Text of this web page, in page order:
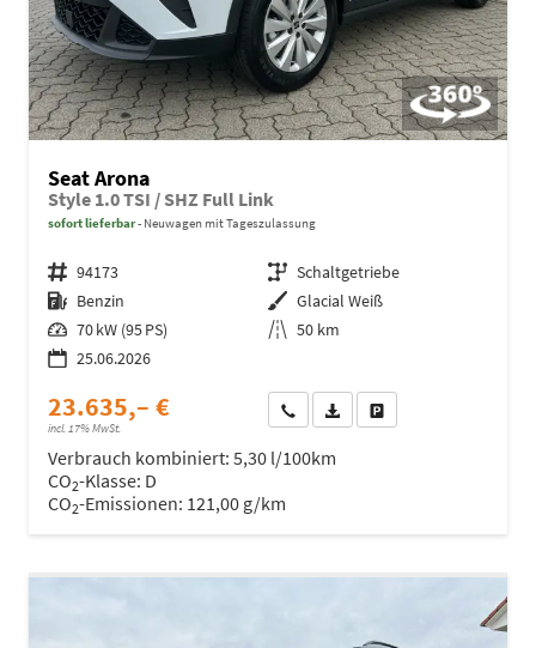
Seat Arona
Style 1.0 TSI / SHZ Full Link
sofort lieferbar Neuwagen mit Tageszulassung
Fahrzeugnr. 94173 Getriebe Schaltgetriebe
Kraftstoff Benzin Außenfarbe Glacial Weiß
Leistung 70 kW (95 PS) Kilometerstand 50 km
25.06.2026
23.635,– €
incl. 17% MwSt.
Wir rufen Sie anFahrzeugexposé (PDF)
Verbrauch kombiniert: 5,30 l/100km
CO2-Klasse: D
CO2-Emissionen: 121,00 g/km